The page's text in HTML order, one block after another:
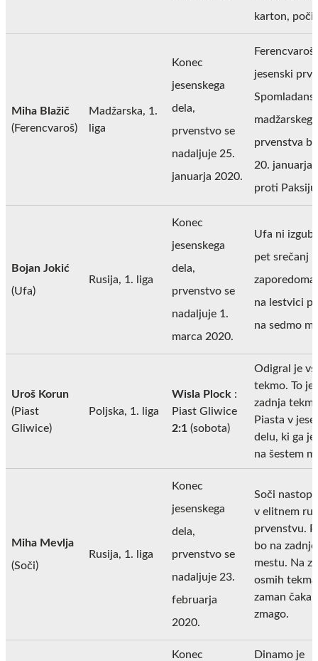
karton,
Miha Blažič
(Ferencvaroš)
Madžarska, 1.
liga
Konec
jesenskega
dela,
prvenstvo se
nadaljuje 25.
januarja 2020.
Ferencvaroš
jesenski
madžarskega
prvenstva
20. januarja
proti
Bojan Jokić
(Ufa)
Rusija, 1. liga
Konec
jesenskega
dela,
prvenstvo se
nadaljuje 1.
marca 2020.
Ufa ni
pet srečanj
zaporedoma
na lestvici
na sedmo
Uroš Korun
(Piast
Gliwice)
Poljska, 1. liga
Wisla Plock :
Piast Gliwice
2:1 (sobota)
Odigral je
tekmo. To je
zadnja
Piasta v
delu, ki ga
na šestem
Miha Mevlja
(Soči)
Rusija, 1. liga
Konec
jesenskega
dela,
prvenstvo se
nadaljuje 23.
februarja
2020.
Soči
v elitnem
prvenstvu.
bo na
mestu. Na
osmih
zaman čakal
zmago.
Konec
Dinamo je